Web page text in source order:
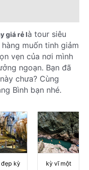
giá rẻ là tour siêu
muốn tinh giảm
vẹn của nơi mình
ngoạn. Bạn đã
chưa? Cùng
Bình bạn nhé.
đẹp kỳ
kỳ vĩ một